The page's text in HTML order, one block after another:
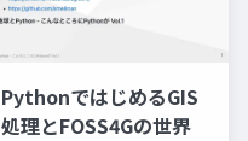
PythonではじめるGIS
処理とFOSS4Gの世界